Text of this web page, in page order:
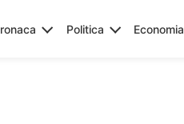
Politica Economia